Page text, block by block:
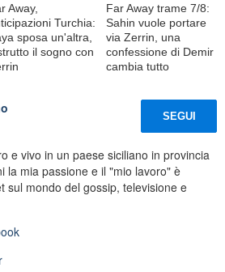
Away,
Turchia:
sposa un'altra,
il sogno con
Far Away trame 7/8:
Sahin vuole portare
via Zerrin, una
confessione di Demir
cambia tutto
SEGUI
e vivo in un paese siciliano in provincia
la mia passione e il "mio lavoro" è
sul mondo del gossip, televisione e